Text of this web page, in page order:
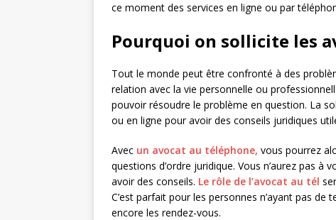
ce moment des services en ligne ou par
Pourquoi on sollicite les
Tout le monde peut être confronté à des
relation avec la vie personnelle ou
pouvoir résoudre le problème en question. La
ou en ligne pour avoir des conseils juridiques
Avec un avocat au téléphone, vous pourrez
questions d’ordre juridique. Vous n’aurez pas à
avoir des conseils. Le rôle de l’avocat au tél
C’est parfait pour les personnes n’ayant pas
encore les rendez-vous.